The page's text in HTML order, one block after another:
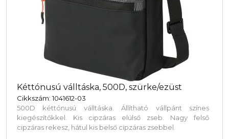
Kéttónusú válltáska, 500D, szürke/ezüst
Cikkszám: 1041612-03
500D kéttónusú válltáska. Állítható vállpánt színes
kiegészítőkkel. Kis cipzáras elülső zseb. Nagy felső
cipzáras rekesz, hátul kis belső cipzáras zsebbel.